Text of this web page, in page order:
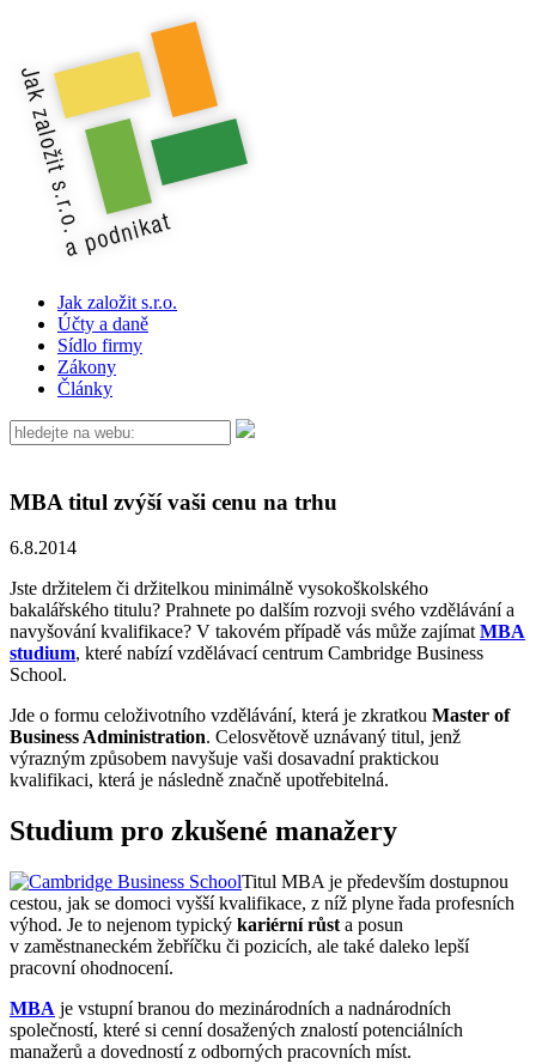
Jak založit s.r.o.
Účty a daně
Sídlo firmy
Zákony
Články
MBA titul zvýší vaši cenu na trhu
6.8.2014
Jste držitelem či držitelkou minimálně vysokoškolského
bakalářského titulu? Prahnete po dalším rozvoji svého vzdělávání a
navyšování kvalifikace? V takovém případě vás může zajímatMBA
studium, které nabízí vzdělávací centrum Cambridge Business
School.
Jde o formu celoživotního vzdělávání, která je zkratkou Master of
Business Administration. Celosvětově uznávaný titul, jenž
výrazným způsobem navyšuje vaši dosavadní praktickou
kvalifikaci, která je následně značně upotřebitelná.
Studium pro zkušené manažery
Titul MBA je především dostupnou
cestou, jak se domoci vyšší kvalifikace, z níž plyne řada profesních
výhod. Je to nejenom typický kariérní růst a posun
v zaměstnaneckém žebříčku či pozicích, ale také daleko lepší
pracovní ohodnocení.
MBA je vstupní branou do mezinárodních a nadnárodních
společností, které si cenní dosažených znalostí potenciálních
manažerů a dovedností z odborných pracovních míst.